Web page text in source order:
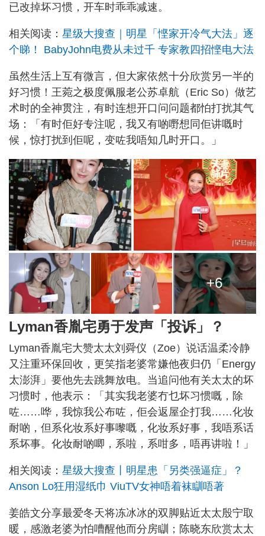
已改掉坏习惯，开车时乖乖减速。
相关阅读： 星级大搜查｜明星「悭家开冷气大法」逐
个睇！ BabyJohn电费从未过千 专家教四招悭电大法
虽然生活上互有微言，但大家依然十分欣赏另一半的
好习惯！王菀之极度佩服老公苏卓航（Eric So）做艺
术时的全神贯注，有时连想开口问问题都怕打扰其气
场：「有时佢好专注呢，我又有啲嘢想同佢讲嘅时
候，惊打扰到佢呢，变咗我唔知几时开口。」
+6
Lyman香胤宅勇于发声「投诉」？
Lyman香胤宅大赞太太刘舜仪（Zoe）说话温柔冷静
又注重环保回收，更笑指老婆常嫌他夜归仍「Energy
太澎湃」要他先去跳舞放电。当追问他有关太太的坏
习惯时，他表示：「其实我老婆冇乜坏习惯嘅，除
咗……哗，我惊我公布咗，佢会返屋企打我……化妆
耐啲，但系化妆系好事嚟嘅，化妆系好事，我唔系话
系坏事。化妆耐啲唧，系啦，系咁多，唔再讲啦！」
相关阅读： 星级大搜查丨明星患「另类强逼症」？
Anson Lo狂用湿纸巾 ViuTV女神唔着袜瞓唔著
姜皓文分享最爱冬天将冻冰冰的双脚贴近太太殷宁取
暖，感激老婆为怕嘈醒他而分房瞓；陈晓东欣赏太太